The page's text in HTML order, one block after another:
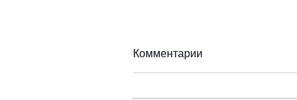
Комментарии